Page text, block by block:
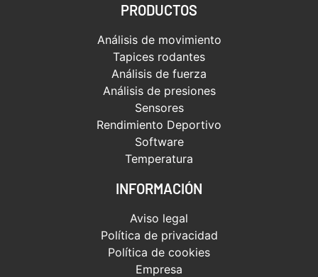
PRODUCTOS
Análisis de movimiento
Tapices rodantes
Análisis de fuerza
Análisis de presiones
Sensores
Rendimiento Deportivo
Software
Temperatura
INFORMACIÓN
Aviso legal
Política de privacidad
Política de cookies
Empresa